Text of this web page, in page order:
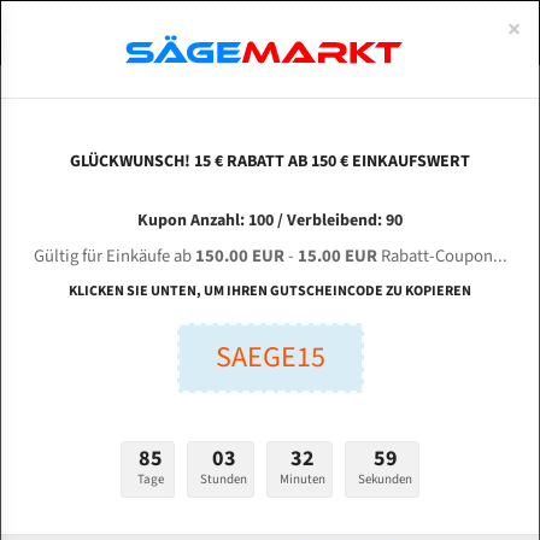
ACS Accurate Cutting Systems 400 V für 4100
mm Bi-Metall Bandsägeblätter
Länge (mm):
Stärken + Zahnteilung:
mm
ABOUTS
ENGLISH
Bi-Metall Meterware
Fleischerei Bandsägeblätter
Bandmesser Glatt Meterware
Konvex Meterware
×
GLÜCKWUNSCH! 15 € RABATT AB 150 € EINKAUFSWERT
Kupon Anzahl: 100 / Verbleibend: 90
Gültig für Einkäufe ab150.00 EUR- 15.00 EURRabatt-Coupon...
KLICKEN SIE UNTEN, UM IHREN GUTSCHEINCODE ZU KOPIEREN
SAEGE15
85
Tage
03
Stunden
32
Minuten
58
Sekunden